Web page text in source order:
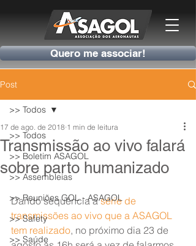
Quero me associar!
Post
>> Todos
>> Boletim ASAGOL
>> Assembleias
>> Reuniões GOL - ASAGOL
>> Safety
>> Saúde
>> Todos
Transmissão ao vivo falará
sobre parto humanizado
17 de ago. de 2018 1 min de leitura
Dando sequência à série de
transmissões ao vivo que a ASAGOL
tem realizado, no próximo dia 23 de